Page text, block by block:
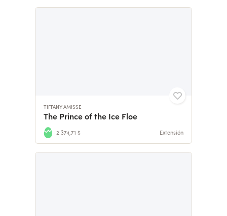
TIFFANY AMISSE
The Prince of the Ice Floe
2 374,71 $ Extensión